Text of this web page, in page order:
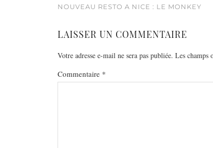
NOUVEAU RESTO A NICE : LE MONKEY
LAISSER UN COMMENTAIRE
Votre adresse e-mail ne sera pas publiée. Les champs
Commentaire *